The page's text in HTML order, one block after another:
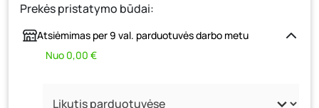
Prekės pristatymo būdai:
Atsiėmimas per 9 val. parduotuvės darbo metu
Nuo 0,00 €